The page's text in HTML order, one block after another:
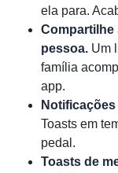
ela para.
Compartilhe
pessoa. Um
família
app.
Toasts em
pedal.
Toasts de